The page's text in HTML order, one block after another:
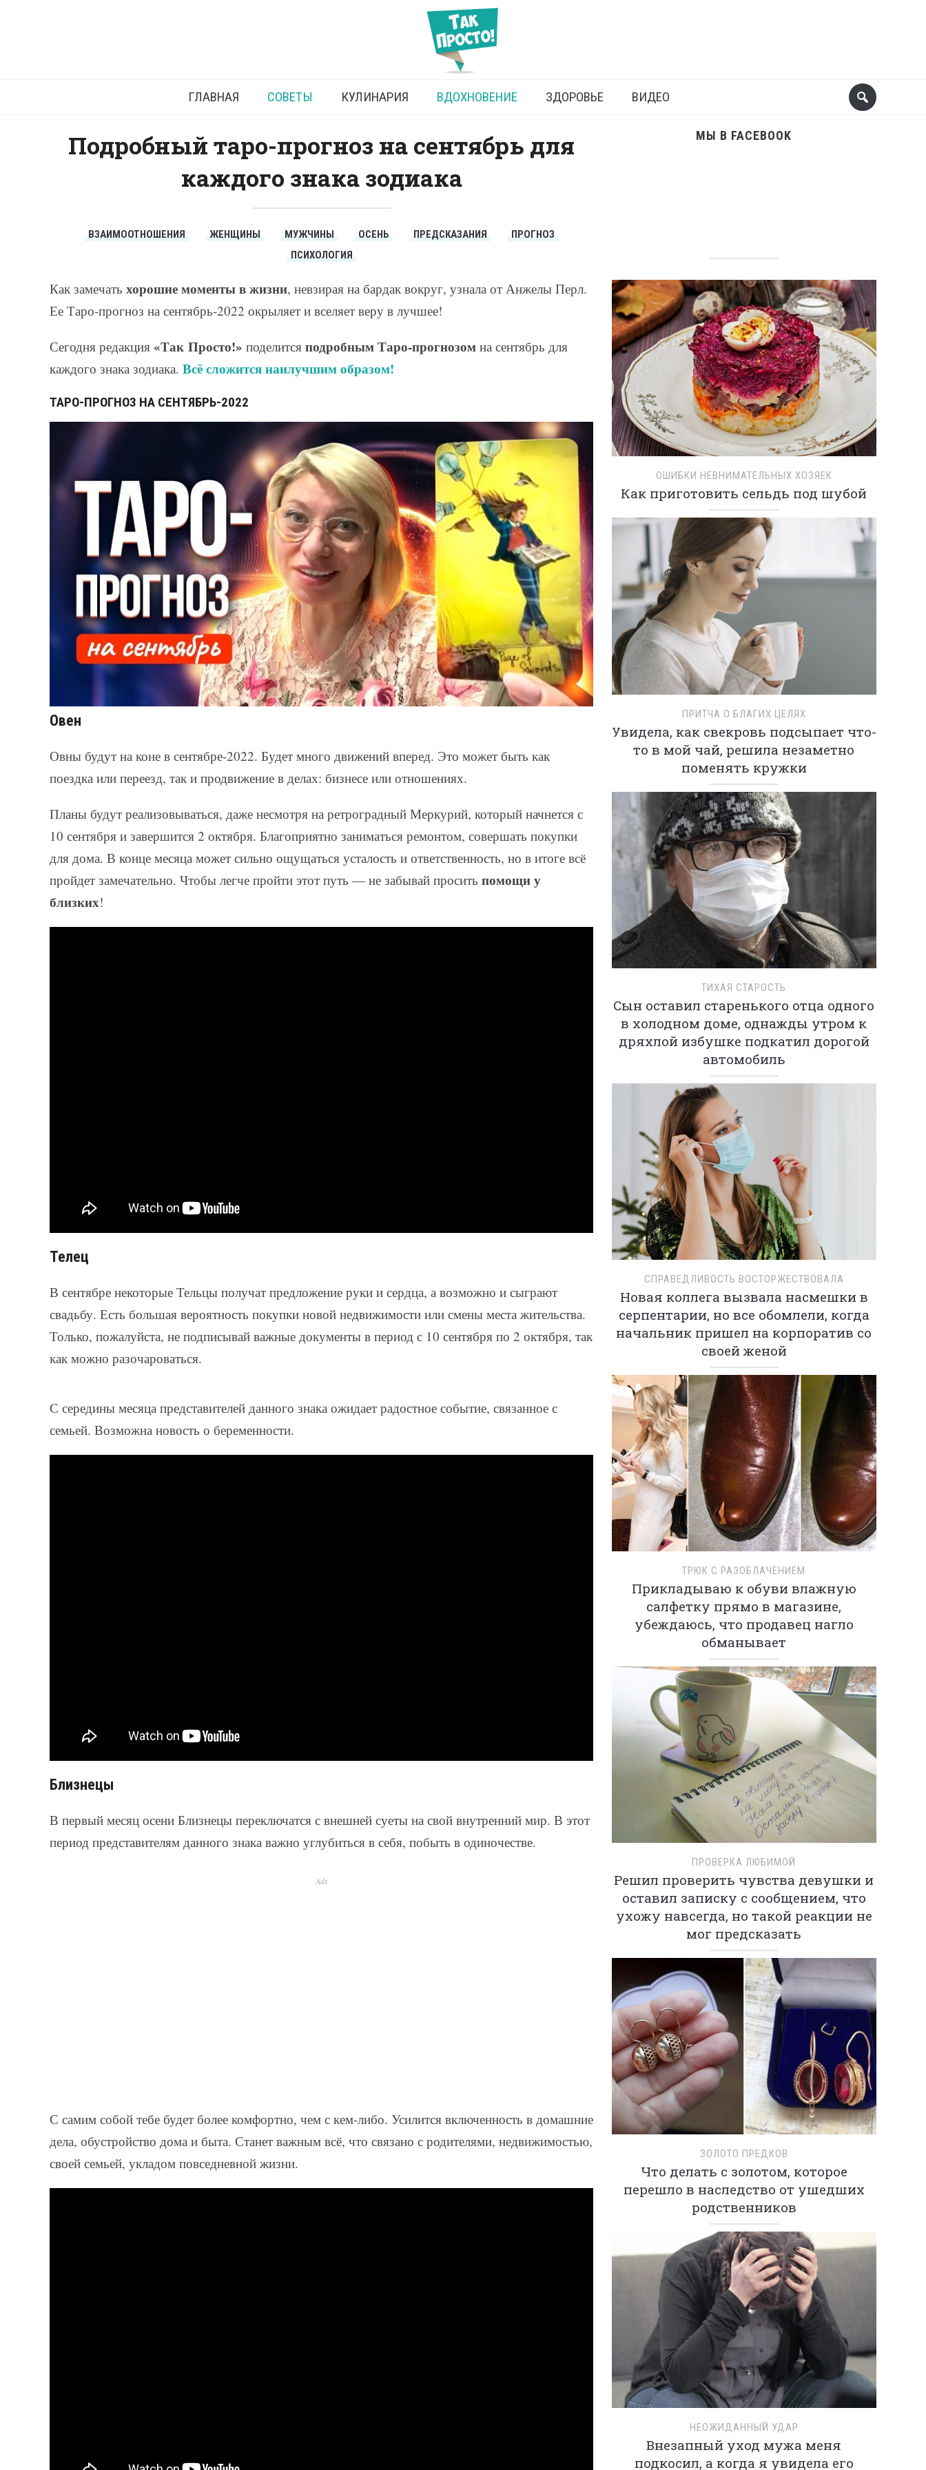
Таро-прогноз на сентябрь-2022
ГЛАВНАЯ СОВЕТЫ КУЛИНАРИЯ ВДОХНОВЕНИЕ ЗДОРОВЬЕ ВИДЕО
Подробный таро-прогноз на сентябрь для
каждого знака зодиака
ВЗАИМООТНОШЕНИЯ ЖЕНЩИНЫ МУЖЧИНЫ ОСЕНЬ ПРЕДСКАЗАНИЯ
ПРОГНОЗ
ПСИХОЛОГИЯ
Как замечать хорошие моменты в жизни, невзирая на бардак вокруг, узнала от Анжелы Перл.
Ее Таро-прогноз на сентябрь-2022 окрыляет и вселяет веру в лучшее!
Сегодня редакция «Так Просто!» поделится подробным Таро-прогнозом на сентябрь для
каждого знака зодиака. Всё сложится наилучшим образом!
ТАРО-ПРОГНОЗ НА СЕНТЯБРЬ-2022
Овен
Овны будут на коне в сентябре-2022. Будет много движений вперед. Это может быть как
поездка или переезд, так и продвижение в делах: бизнесе или отношениях.
Планы будут реализовываться, даже несмотря на ретроградный Меркурий, который начнется с
10 сентября и завершится 2 октября. Благоприятно заниматься ремонтом, совершать покупки
для дома. В конце месяца может сильно ощущаться усталость и ответственность, но в итоге всё
пройдет замечательно. Чтобы легче пройти этот путь — не забывай просить помощи у
близких!
Телец
В сентябре некоторые Тельцы получат предложение руки и сердца, а возможно и сыграют
свадьбу. Есть большая вероятность покупки новой недвижимости или смены места жительства.
Только, пожалуйста, не подписывай важные документы в период с 10 сентября по 2 октября, так
как можно разочароваться.
С середины месяца представителей данного знака ожидает радостное событие, связанное с
семьей. Возможна новость о беременности.
Близнецы
В первый месяц осени Близнецы переключатся с внешней суеты на свой внутренний мир. В этот
период представителям данного знака важно углубиться в себя, побыть в одиночестве.
Ads
С самим собой тебе будет более комфортно, чем с кем-либо. Усилится включенность в домашние
дела, обустройство дома и быта. Станет важным всё, что связано с родителями, недвижимостью,
своей семьей, укладом повседневной жизни.
МЫ В FACEBOOK
ОШИБКИ НЕВНИМАТЕЛЬНЫХ ХОЗЯЕК
Как приготовить сельдь под шубой
ПРИТЧА О БЛАГИХ ЦЕЛЯХ
Увидела, как свекровь подсыпает что-
то в мой чай, решила незаметно
поменять кружки
ТИХАЯ СТАРОСТЬ
Сын оставил старенького отца одного
в холодном доме, однажды утром к
дряхлой избушке подкатил дорогой
автомобиль
СПРАВЕДЛИВОСТЬ ВОСТОРЖЕСТВОВАЛА
Новая коллега вызвала насмешки в
серпентарии, но все обомлели, когда
начальник пришел на корпоратив со
своей женой
ТРЮК С РАЗОБЛАЧЕНИЕМ
Прикладываю к обуви влажную
салфетку прямо в магазине,
убеждаюсь, что продавец нагло
обманывает
ПРОВЕРКА ЛЮБИМОЙ
Решил проверить чувства девушки и
оставил записку с сообщением, что
ухожу навсегда, но такой реакции не
мог предсказать
ЗОЛОТО ПРЕДКОВ
Что делать с золотом, которое
перешло в наследство от ушедших
родственников
НЕОЖИДАННЫЙ УДАР
Внезапный уход мужа меня
подкосил, а когда я увидела его